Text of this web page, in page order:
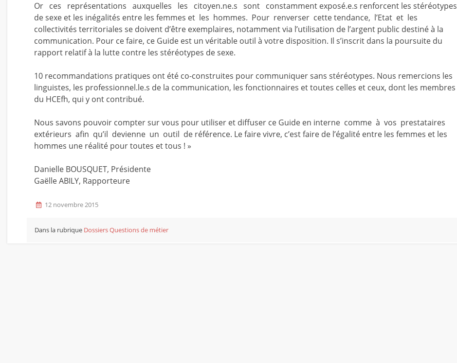
Or ces représentations auxquelles les citoyen.ne.s sont constamment exposé.e.s renforcent les stéréotypes
de sexe et les inégalités entre les femmes et les hommes. Pour renverser cette tendance, l’Etat et les
collectivités territoriales se doivent d’être exemplaires, notamment via l’utilisation de l’argent public destiné à la
communication. Pour ce faire, ce Guide est un véritable outil à votre disposition. Il s’inscrit dans la poursuite du
rapport relatif à la lutte contre les stéréotypes de sexe.
10 recommandations pratiques ont été co-construites pour communiquer sans stéréotypes. Nous remercions les
linguistes, les professionnel.le.s de la communication, les fonctionnaires et toutes celles et ceux, dont les membres
du HCEfh, qui y ont contribué.
Nous savons pouvoir compter sur vous pour utiliser et diffuser ce Guide en interne comme à vos prestataires
extérieurs afin qu’il devienne un outil de référence. Le faire vivre, c’est faire de l’égalité entre les femmes et les
hommes une réalité pour toutes et tous ! »
Danielle BOUSQUET, Présidente
Gaëlle ABILY, Rapporteure
12 novembre 2015
Dans la rubrique DossiersQuestions de métier